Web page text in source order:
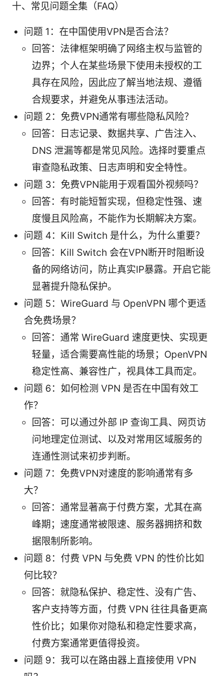
十、常见问题全集（FAQ）
问题 1：在中国使用VPN是否合法？
回答：法律框架明确了网络主权与监管的
边界；个人在某些场景下使用未授权的工
具存在风险，因此应了解当地法规、遵循
合规要求，并避免从事违法活动。
问题 2：免费VPN通常有哪些隐私风险？
回答：日志记录、数据共享、广告注入、
DNS 泄漏等都是常见风险。选择时要重点
审查隐私政策、日志声明和安全特性。
问题 3：免费VPN能用于观看国外视频吗？
回答：有时能短暂实现，但稳定性强、速
度慢且风险高，不能作为长期解决方案。
问题 4：Kill Switch 是什么，为什么重要？
回答：Kill Switch 会在VPN断开时阻断设
备的网络访问，防止真实IP暴露。开启它能
显著提升隐私保护。
问题 5：WireGuard 与 OpenVPN 哪个更适
合免费场景？
回答：通常 WireGuard 速度更快、实现更
轻量，适合需要高性能的场景；OpenVPN
稳定性高、兼容性广，视具体工具而定。
问题 6：如何检测 VPN 是否在中国有效工
作？
回答：可以通过外部 IP 查询工具、网页访
问地理定位测试、以及对常用区域服务的
连通性测试来初步判断。
问题 7：免费VPN对速度的影响通常有多
大？
回答：通常显著高于付费方案，尤其在高
峰期；速度通常被限速、服务器拥挤和数
据限制所影响。
问题 8：付费 VPN 与免费 VPN 的性价比如
何比较？
回答：就隐私保护、稳定性、没有广告、
客户支持等方面，付费 VPN 往往具备更高
性价比；如果你对隐私和稳定性要求高，
付费方案通常更值得投资。
问题 9：我可以在路由器上直接使用 VPN